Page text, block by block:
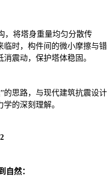
，将塔身重量均匀分散传
临时，构件间的微小摩擦与错
震动，保护塔体稳固。
的思路，与现代建筑抗震设计
的深刻理解。
自然：